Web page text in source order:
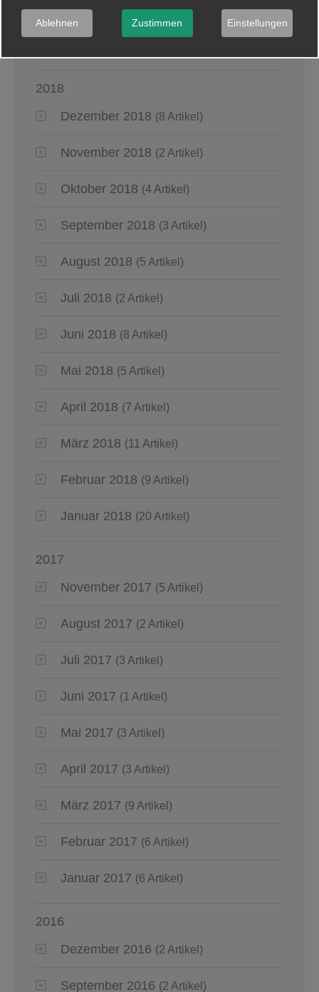
März 2019 (6 Artikel)
2018
Dezember 2018 (8 Artikel)
November 2018 (2 Artikel)
Oktober 2018 (4 Artikel)
September 2018 (3 Artikel)
August 2018 (5 Artikel)
Juli 2018 (2 Artikel)
Juni 2018 (8 Artikel)
Mai 2018 (5 Artikel)
April 2018 (7 Artikel)
März 2018 (11 Artikel)
Februar 2018 (9 Artikel)
Januar 2018 (20 Artikel)
2017
November 2017 (5 Artikel)
August 2017 (2 Artikel)
Juli 2017 (3 Artikel)
Juni 2017 (1 Artikel)
Mai 2017 (3 Artikel)
April 2017 (3 Artikel)
März 2017 (9 Artikel)
Februar 2017 (6 Artikel)
Januar 2017 (6 Artikel)
2016
Dezember 2016 (2 Artikel)
September 2016 (2 Artikel)
Ablehnen Zustimmen Einstellungen